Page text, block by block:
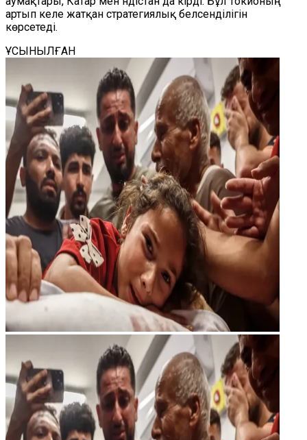
артып келе жатқан стратегиялық белсенділігін
көрсетеді.
ҰСЫНЫЛҒАН